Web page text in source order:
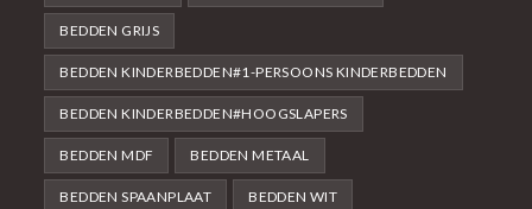
BEDDEN GRIJS
BEDDEN KINDERBEDDEN#1-PERSOONS KINDERBEDDEN
BEDDEN KINDERBEDDEN#HOOGSLAPERS
BEDDEN MDF BEDDEN METAAL
BEDDEN SPAANPLAAT BEDDEN WIT